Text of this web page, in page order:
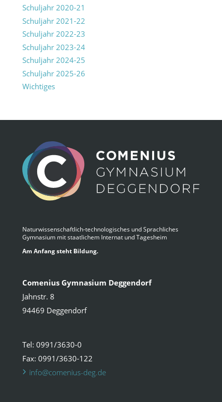
Schuljahr 2020-21
Schuljahr 2021-22
Schuljahr 2022-23
Schuljahr 2023-24
Schuljahr 2024-25
Schuljahr 2025-26
Wichtiges
Naturwissenschaftlich-technologisches und Sprachliches
Gymnasium mit staatlichem Internat und Tagesheim
Am Anfang steht Bildung.
Comenius Gymnasium Deggendorf
Jahnstr. 8
94469 Deggendorf
Tel: 0991/3630-0
Fax: 0991/3630-122
info@comenius-deg.de